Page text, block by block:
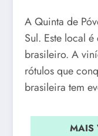
A Quinta de
Sul. Este local
brasileiro. A
rótulos que
brasileira tem
MAIS